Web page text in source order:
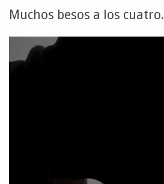
Muchos besos a los cuatro.